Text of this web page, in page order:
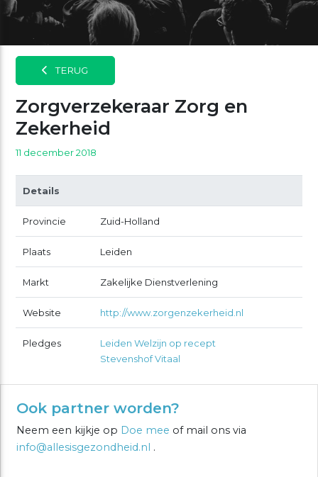
TERUG
Zorgverzekeraar Zorg en
Zekerheid
11 december 2018
Details
Provincie Zuid-Holland
Plaats Leiden
Markt Zakelijke Dienstverlening
Website http://www.zorgenzekerheid.nl
Pledges
Leiden Welzijn op recept
Stevenshof Vitaal
Ook partner worden?
Neem een kijkje op Doe mee of mail ons via
info@allesisgezondheid.nl .